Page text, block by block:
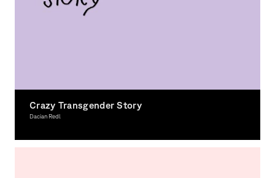
Crazy Transgender Story
Dacian Redl